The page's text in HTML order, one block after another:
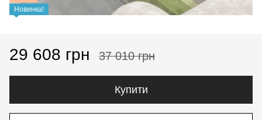
Новинка!
29 608 грн 37 010 грн
Купити